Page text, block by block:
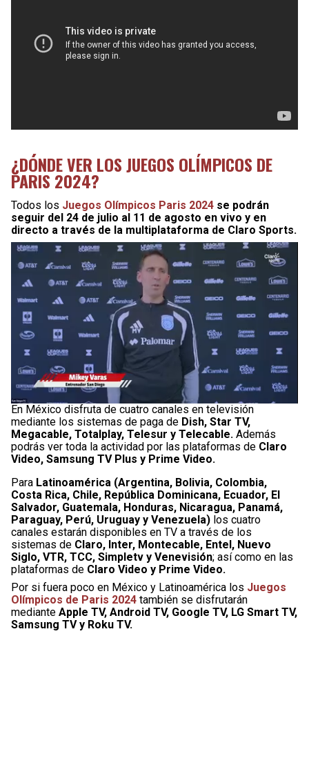
¿DÓNDE VER LOS JUEGOS OLÍMPICOS DE
PARIS 2024?
Todos los Juegos Olímpicos Paris 2024 se podrán
seguir del 24 de julio al 11 de agosto en vivo y en
directo a través de la multiplataforma de Claro Sports.
En México disfruta de cuatro canales en televisión
mediante los sistemas de paga de Dish, Star TV,
Megacable, Totalplay, Telesur y Telecable. Además
podrás ver toda la actividad por las plataformas de Claro
Video, Samsung TV Plus y Prime Video.
Para Latinoamérica (Argentina, Bolivia, Colombia,
Costa Rica, Chile, República Dominicana, Ecuador, El
Salvador, Guatemala, Honduras, Nicaragua, Panamá,
Paraguay, Perú, Uruguay y Venezuela) los cuatro
canales estarán disponibles en TV a través de los
sistemas de Claro, Inter, Montecable, Entel, Nuevo
Siglo, VTR, TCC, Simpletv y Venevisión; así como en las
plataformas de Claro Video y Prime Video.
Por si fuera poco en México y Latinoamérica los Juegos
Olímpicos de Paris 2024 también se disfrutarán
mediante Apple TV, Android TV, Google TV, LG Smart TV,
Samsung TV y Roku TV.